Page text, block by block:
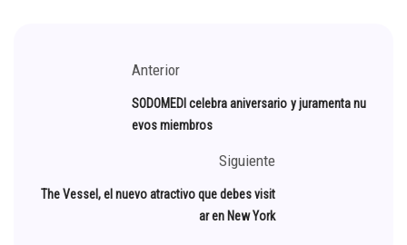
Anterior
SODOMEDI celebra aniversario y juramenta nu
evos miembros
Siguiente
The Vessel, el nuevo atractivo que debes visit
ar en New York